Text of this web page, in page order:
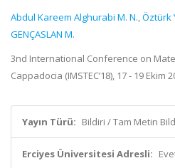
Abdul Kareem Alghurabi M. N.,Öztürk
GENÇASLAN M.
3nd International Conference on
Cappadocia (IMSTEC’18), 17 - 19 Ekim
Yayın Türü: Bildiri / Tam Metin
Erciyes Üniversitesi Adresli: